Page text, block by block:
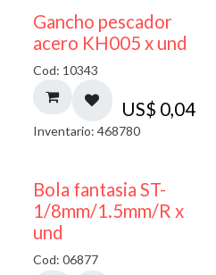
Gancho pescador
acero KH005 x und
Cod: 10343
US$ 0,04
Inventario: 468780
Bola fantasia ST-
1/8mm/1.5mm/R x
und
Cod: 06877